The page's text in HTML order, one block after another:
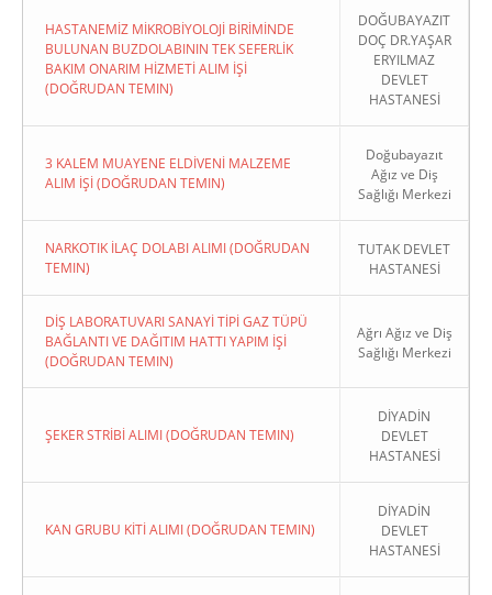
HASTANEMİZ MİKROBİYOLOJİ BİRİMİNDE
BULUNAN BUZDOLABININ TEK SEFERLİK
BAKIM ONARIM HİZMETİ ALIM İŞİ
(DOĞRUDAN TEMIN)
DOĞUBAYAZIT
DOÇ DR.YAŞAR
ERYILMAZ
DEVLET
HASTANESİ
3 KALEM MUAYENE ELDİVENİ MALZEME
ALIM İŞİ (DOĞRUDAN TEMIN)
Doğubayazıt
Ağız ve Diş
Sağlığı Merkezi
NARKOTIK İLAÇ DOLABI ALIMI (DOĞRUDAN
TEMIN)
TUTAK DEVLET
HASTANESİ
DİŞ LABORATUVARI SANAYİ TİPİ GAZ TÜPÜ
BAĞLANTI VE DAĞITIM HATTI YAPIM İŞİ
(DOĞRUDAN TEMIN)
Ağrı Ağız ve Diş
Sağlığı Merkezi
ŞEKER STRİBİ ALIMI (DOĞRUDAN TEMIN)
DİYADİN
DEVLET
HASTANESİ
KAN GRUBU KİTİ ALIMI (DOĞRUDAN TEMIN)
DİYADİN
DEVLET
HASTANESİ